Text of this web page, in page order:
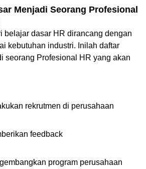
Menjadi Seorang Profesional
kebutuhan industri. Inilah daftar
seorang Profesional HR yang akan
rekrutmen di perusahaan
feedback
program perusahaan